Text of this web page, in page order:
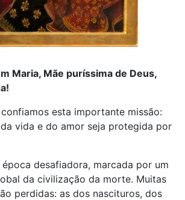
Maria, Mãe puríssima de Deus,
confiamos esta importante missão:
vida e do amor seja protegida por
desafiadora, marcada por um
da civilização da morte. Muitas
perdidas: as dos nascituros, dos